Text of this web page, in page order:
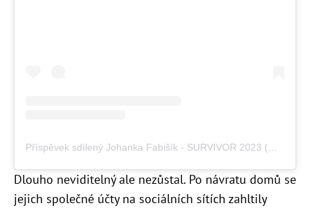
Dlouho neviditelný ale nezůstal. Po návratu domů se
jejich společné účty na sociálních sítích zahltily